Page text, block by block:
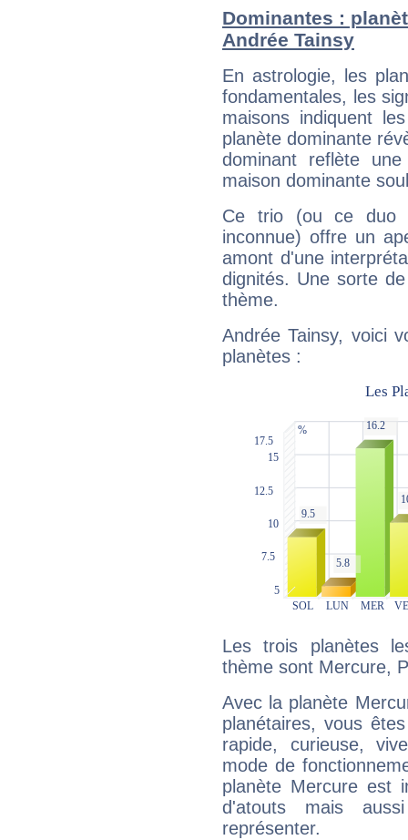
Dominantes :
Andrée Tainsy
En astrologie, les
fondamentales, les
maisons indiquent
planète dominante
dominant reflète
maison dominante
Ce trio (ou ce duo
inconnue) offre un
amont d'une
dignités. Une sorte
thème.
Andrée Tainsy, voici
planètes :
Les trois planètes
thème sont Mercure,
Avec la planète
planétaires, vous
rapide, curieuse,
mode de
planète Mercure est
d'atouts mais
représenter.